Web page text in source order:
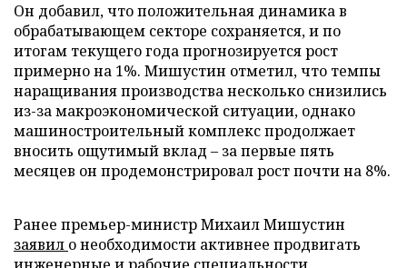
Он добавил, что положительная динамика в
обрабатывающем секторе сохраняется, и по
итогам текущего года прогнозируется рост
примерно на 1%. Мишустин отметил, что темпы
наращивания производства несколько снизились
из-за макроэкономической ситуации, однако
машиностроительный комплекс продолжает
вносить ощутимый вклад – за первые пять
месяцев он продемонстрировал рост почти на 8%.
Ранее премьер-министр Михаил Мишустин
заявил о необходимости активнее продвигать